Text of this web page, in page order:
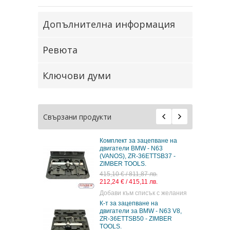
Допълнителна информация
Ревюта
Ключови думи
Свързани продукти
ПОД НАЕМ К-т за зацепване
на двигатели BMW
N63/S63/N74, V8 X6 550i 750i
- ZT-04A2307 - SMANN-
TOOLS. -15.00€-
100,00 €/195,58 лв.
Добави към списък с желания
Комплект инструменти за
зацепване на двигатели BMW
N63/S63 4.4L V8 - ZT-04A2350
- SMANN TOOLS